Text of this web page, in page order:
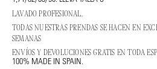
LAVADO PROFESIONAL.
TODAS NUESTRAS PRENDAS SE HACEN EN
SEMANAS
ENVÍOS Y DEVOLUCIONES GRATIS EN TODA
100% MADE IN SPAIN.